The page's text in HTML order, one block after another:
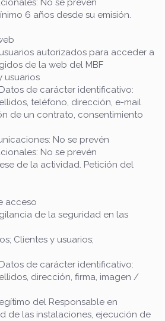
No se prevén
6 años desde su emisión.
autorizados para acceder a
de la web del MBF
usuarios
de carácter identificativo:
teléfono, dirección, e-mail
de un contrato, consentimiento
No se prevén
No se prevén
de la actividad. Petición del
acceso
de la seguridad en las
Clientes y usuarios;
de carácter identificativo:
dirección, firma, imagen /
del Responsable en
de las instalaciones, ejecución de